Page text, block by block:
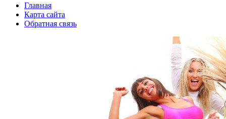
Главная
Карта сайта
Обратная связь